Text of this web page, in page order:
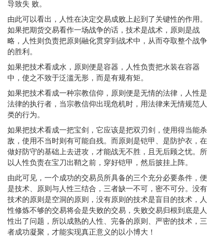
导致失 败。
由此可以看出，人性在决定交易成败上起到了关键性的作用。
如果把期货交易看作一场战争的话，技术是战术，原则是战
略，人性则负责把原则融化贯穿到战术中，从而夺取整个战争
的胜利。
如果把技术看成水，原则便是容器，人性负责把水装在容器
中，使之不致于泛滥无形，而是有规有矩。
如果把技术看成一种宗教信仰，原则便是无情的法律，人性是
法律的执行者，当宗教信仰出现危机时，用法律来无情规范人
类的行为。
如果把技术看成一把宝剑，它应该是把双刃剑，使用得当能杀
敌，使用不当时则有可能自残。而原则是铠甲、是防护衣，在
做好防守的基础上去进攻，才能战无不胜，且无后顾之忧。所
以人性负责在宝刀出鞘之前，穿好铠甲，然后披挂上阵。
由此可见，一个成功的交易员所具备的三个充分必要条件，便
是技术、原则与人性三结合，三者缺一不可，密不可分。没有
技术的原则是空洞的原则，没有原则的技术是盲目的技术，人
性修炼不够的交易将会是失败的交易，失败交易归根到底是人
性出了问题，所以成熟的人性、完备的原则、严密的技术，三
者成功凝聚，才能实现真正意义的以小博大！